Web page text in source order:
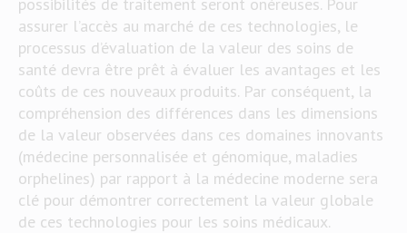
assurer l’accès au marché de ces technologies, le
processus d’évaluation de la valeur des soins de
santé devra être prêt à évaluer les avantages et les
coûts de ces nouveaux produits. Par conséquent, la
compréhension des différences dans les dimensions
de la valeur observées dans ces domaines innovants
(médecine personnalisée et génomique, maladies
orphelines) par rapport à la médecine moderne sera
clé pour démontrer correctement la valeur globale
de ces technologies pour les soins médicaux.